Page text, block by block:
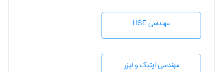
مهندسی HSE
مهندسی اپتیک و لیزر